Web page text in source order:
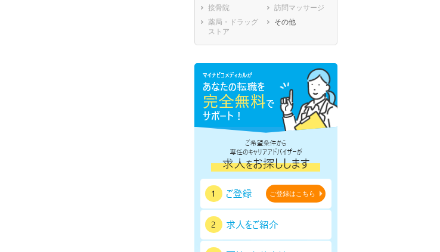
鹿児島県
沖縄県
接骨院
訪問マッサージ
薬局・ドラッグ
ストア
その他
ご登録はこちら